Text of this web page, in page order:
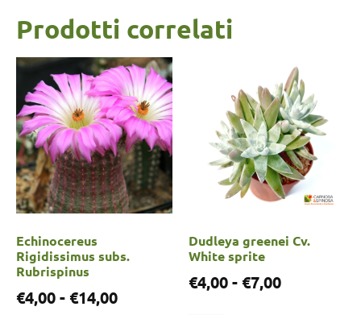
Prodotti correlati
Echinocereus
Rigidissimus subs.
Rubrispinus
€4,00- €14,00
Dudleya greenei Cv.
White sprite
€4,00- €7,00